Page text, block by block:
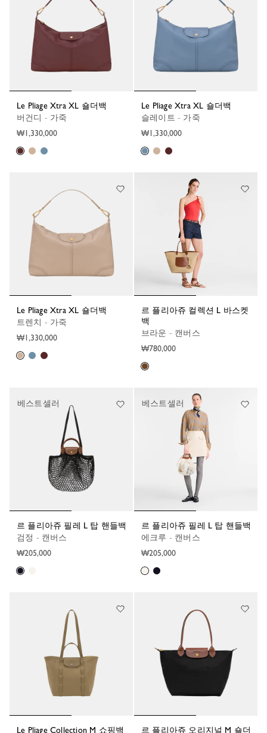
Le Pliage Xtra XL 숄더백
버건디 - 가죽
₩1,330,000
Le Pliage Xtra XL 숄더백
슬레이트 - 가죽
₩1,330,000
Le Pliage Xtra XL 숄더백
트렌치 - 가죽
₩1,330,000
르 플리아쥬 컬렉션 L 바스켓
백
브라운 - 캔버스
₩780,000
르 플리아쥬 필레 L 탑 핸들백
검정 - 캔버스
₩205,000
베스트셀러
르 플리아쥬 필레 L 탑 핸들백
에크루 - 캔버스
₩205,000
베스트셀러
Le Pliage Collection M 쇼핑백
르 플리아쥬 오리지널 M 숄더